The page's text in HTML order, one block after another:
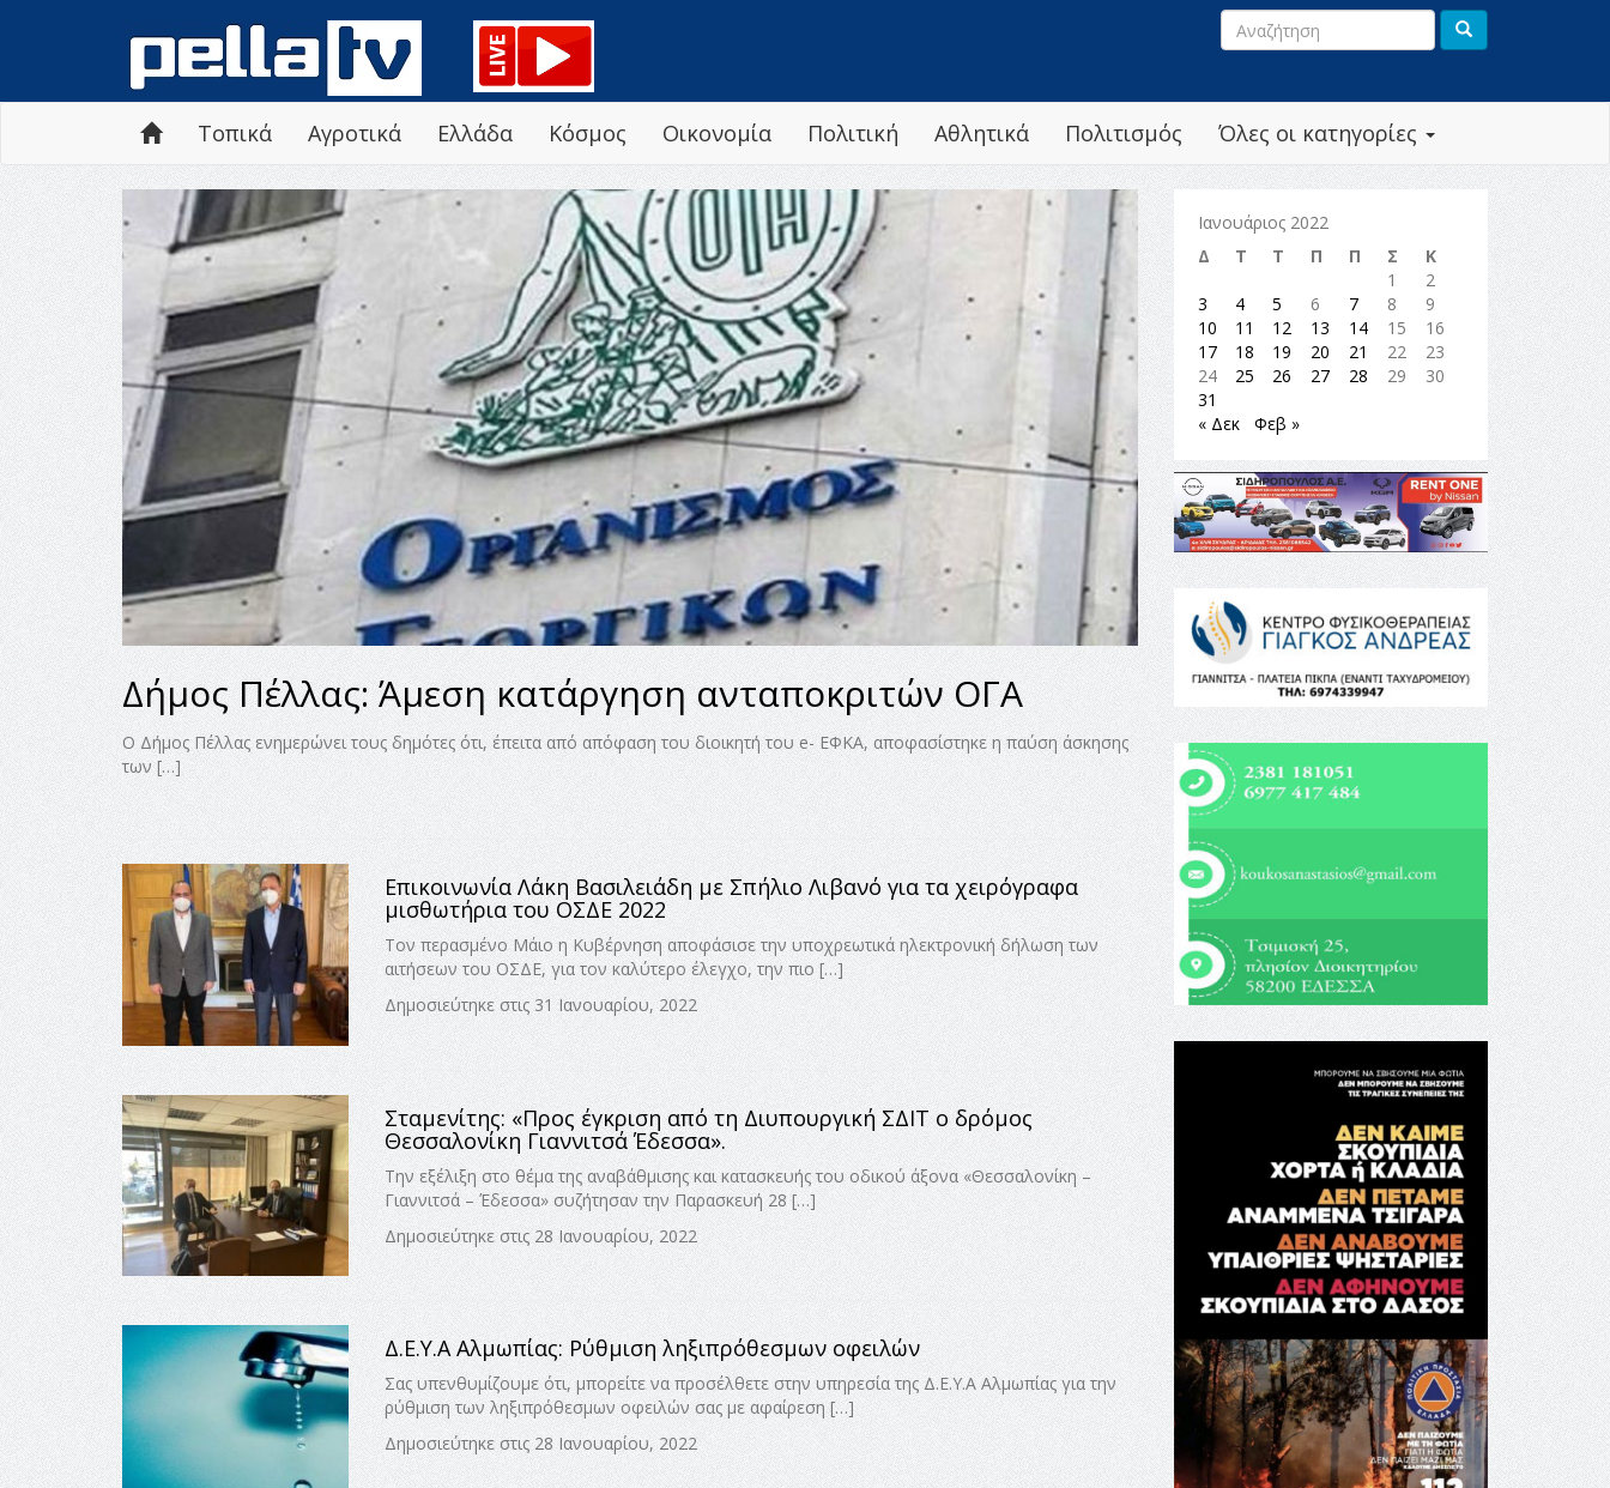
Όλες οι κατηγορίες
Τοπικά Αγροτικά Ελλάδα Κόσμος Οικονομία Πολιτική Αθλητικά Πολιτισμός
Δήμος Πέλλας: Άμεση κατάργηση ανταποκριτών ΟΓΑ
Ο Δήμος Πέλλας ενημερώνει τους δημότες ότι, έπειτα από απόφαση του διοικητή του e- ΕΦΚΑ, αποφασίστηκε η παύση άσκησης
των […]
Επικοινωνία Λάκη Βασιλειάδη με Σπήλιο Λιβανό για τα χειρόγραφα
μισθωτήρια του ΟΣΔΕ 2022
Τον περασμένο Μάιο η Κυβέρνηση αποφάσισε την υποχρεωτικά ηλεκτρονική δήλωση των
αιτήσεων του ΟΣΔΕ, για τον καλύτερο έλεγχο, την πιο […]
Δημοσιεύτηκε στις 31 Ιανουαρίου, 2022
Σταμενίτης: «Προς έγκριση από τη Διυπουργική ΣΔΙΤ ο δρόμος
Θεσσαλονίκη Γιαννιτσά Έδεσσα».
Την εξέλιξη στο θέμα της αναβάθμισης και κατασκευής του οδικού άξονα «Θεσσαλονίκη –
Γιαννιτσά – Έδεσσα» συζήτησαν την Παρασκευή 28 […]
Δημοσιεύτηκε στις 28 Ιανουαρίου, 2022
Δ.Ε.Υ.Α Αλμωπίας: Ρύθμιση ληξιπρόθεσμων οφειλών
Σας υπενθυμίζουμε ότι, μπορείτε να προσέλθετε στην υπηρεσία της Δ.Ε.Υ.Α Αλμωπίας για την
ρύθμιση των ληξιπρόθεσμων οφειλών σας με αφαίρεση […]
Δημοσιεύτηκε στις 28 Ιανουαρίου, 2022
Ιανουάριος 2022
Δ
Τ Τ Π Π Σ
Κ
1
2
3
4 5 6 7 8
9
10
11 12 13 14 15
16
17
18 19 20 21 22
23
24
25 26 27 28 29
30
31
« Δεκ
Φεβ »